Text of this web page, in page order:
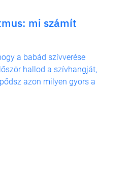
mi számít
a babád szívverése
hallod a szívhangját,
azon milyen gyors a